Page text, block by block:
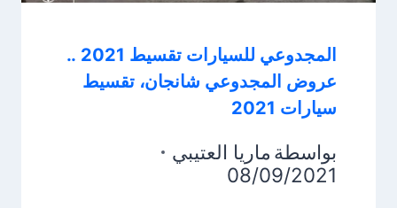
المجدوعي للسيارات تقسيط 2021 ..
عروض المجدوعي شانجان، تقسيط
سيارات 2021
بواسطة ماريا العتيبي
08/09/2021